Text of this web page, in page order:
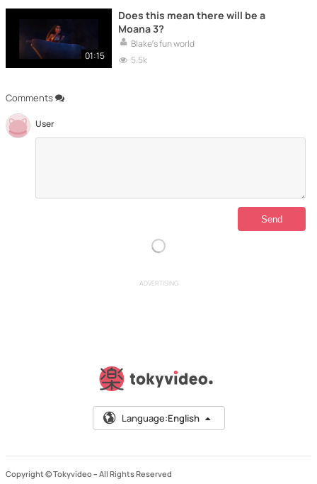
Comments
User
01:15
Does this mean there will be a
Moana 3?
Blake’s fun world
5.5k
ADVERTISING
Language:English
Copyright © Tokyvideo – All Rights Reserved